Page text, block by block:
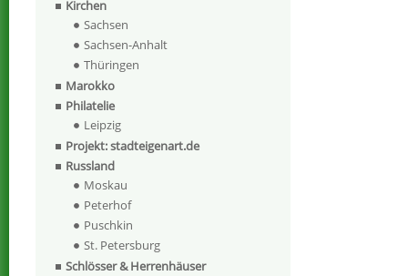
Kirchen
Sachsen
Sachsen-Anhalt
Thüringen
Marokko
Philatelie
Leipzig
Projekt: stadteigenart.de
Russland
Moskau
Peterhof
Puschkin
St. Petersburg
Schlösser & Herrenhäuser